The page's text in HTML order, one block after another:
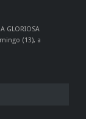
GLORIOSA
(13), a